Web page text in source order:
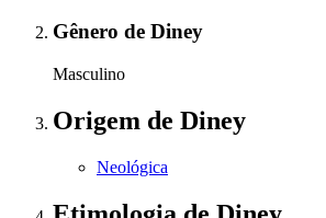
Gênero de Diney
Masculino
Origem de Diney
Neológica